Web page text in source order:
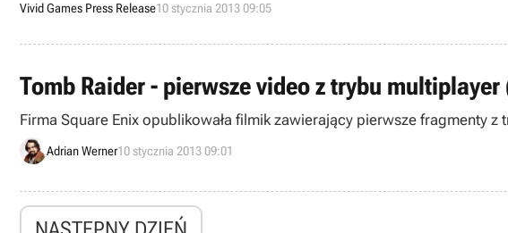
Vivid Games Press Release10 stycznia 2013 09:05
Tomb Raider - pierwsze video z trybu
Firma Square Enix opublikowała filmik zawierający pierwsze fragmenty
Adrian Werner10 stycznia 2013 09:01